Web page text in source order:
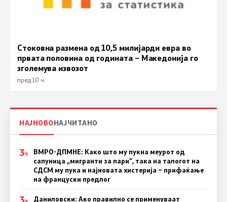
Стоковна размена од 10,5 милијарди евра во
првата половина од годината – Македонија го
зголемува извозот
пред 10 ч.
НАЈНОВОНАЈЧИТАНО
3Ч
ВМРО-ДПМНЕ: Како што му пукна меурот од
сапуница „мигранти за пари“, така на талогот на
СДСМ му пука и најновата хистерија – прифаќање
на француски предлог
3
Даниловски: Ако правилно се применуваат